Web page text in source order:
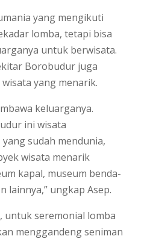
yang mengikuti
lomba, tetapi bisa
untuk berwisata.
Borobudur juga
yang menarik.
keluarganya.
ini wisata
sudah mendunia,
wisata menarik
kapal, museum benda-
lainnya,” ungkap Asep.
untuk seremonial lomba
menggandeng seniman